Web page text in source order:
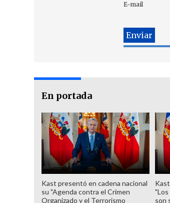
E-mail
En portada
Kast presentó en cadena nacional
su "Agenda contra el Crimen
Organizado y el Terrorismo
son